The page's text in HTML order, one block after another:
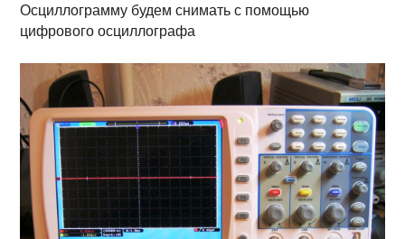
Осциллограмму будем снимать с помощью
цифрового осциллографа